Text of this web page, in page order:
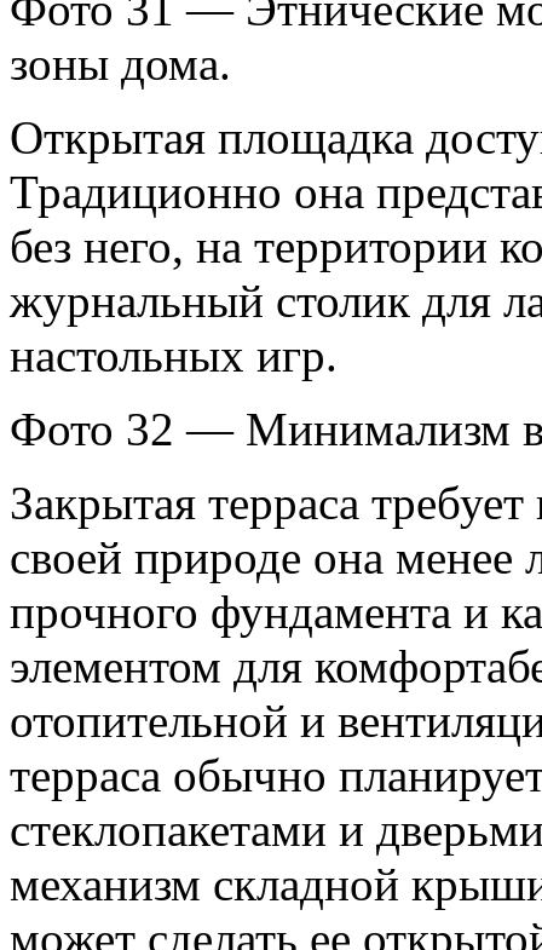
зоны дома.
Открытая площадка
Традиционно она
без него, на территории
журнальный столик для
настольных игр.
Фото 32 — Минимализм
Закрытая терраса
своей природе она менее
прочного фундамента и
элементом для
отопительной и
терраса обычно
стеклопакетами и
механизм складной
может сделать ее